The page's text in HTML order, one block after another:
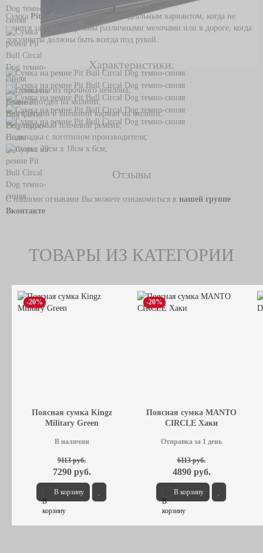
Сумка Pitbull
на ремне является идеальным вариантом, когда не
хочется забивать карманы различными мелочами или в дороге, когда
документы должны быть всегда под рукой.
Характеристики:
Изготовлена из прочного нейлона;
Главный отдел на молнии;
Внутренний и внешний карман на молнии;
Регулируемый плечевой ремень;
Подкладка с логотипом производителя;
Размеры: 20см х 18см х 6см;
Отзывы
С нашими отзывами Вы можете ознакомиться в нашей группе
Вконтакте
ТОВАРЫ ИЗ КАТЕГОРИИ
-20%
Поясная сумка Kingz
Military Green
В наличии
В корзину
9113 руб.
7290 руб.
-20%
Поясная сумка MANTO
CIRCLE Хаки
Отправка за 1 день
В корзину
6113 руб.
4890 руб.